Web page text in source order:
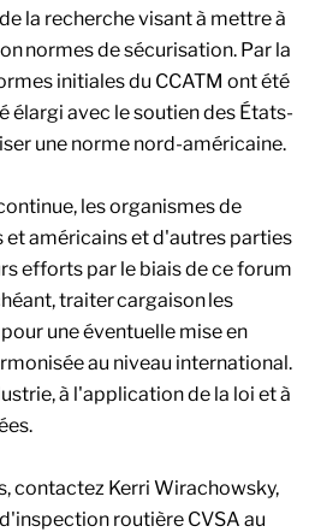
la recherche visant à mettre à
normes de sécurisation. Par la
initiales du CCATM ont été
avec le soutien des États-
une norme nord-américaine.
les organismes de
américains et d'autres parties
efforts par le biais de ce forum
traiter cargaison les
une éventuelle mise en
au niveau international.
à l'application de la loi et à
contactez Kerri Wirachowsky,
routière CVSA au